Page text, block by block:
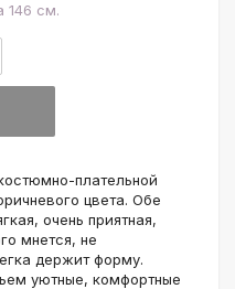
146 см.
плательной
цвета. Обе
очень приятная,
мнется, не
держит форму.
уютные, комфортные